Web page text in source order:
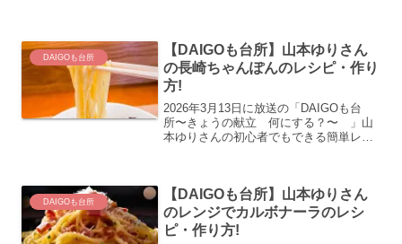
DAIGOも台所
【DAIGOも台所】山本ゆりさん
の長崎ちゃんぽんのレシピ・作り
方!
2026年3月13日に放送の「DAIGOも台
所〜きょうの献立 何にする？〜 」山
本ゆりさんの初心者でもできる簡単レシ
DAIGOも台所
【DAIGOも台所】山本ゆりさん
のレンジでカルボナーラのレシ
ピ・作り方!